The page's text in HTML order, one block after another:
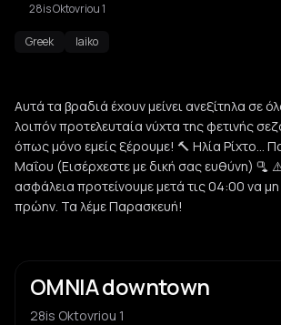
28is Oktovriou 1
Greek laiko
Αυτά τα βραδιά έχουν μείνει ανεξίτηλα σε
λοιπόν προτελευταία νύχτα της φετινής
όπως μόνο εμείς ξέρουμε! 🔨 Ηλία Ρίχτο...
Μαΐου (Εισέρχεστε με δική σας ευθύνη) 🫗
ασφάλεια προτείνουμε μετά τις 04:00 να μη
πρώην. Τα λέμε Παρασκευή!
OMNIA downtown
28is Oktovriou 1